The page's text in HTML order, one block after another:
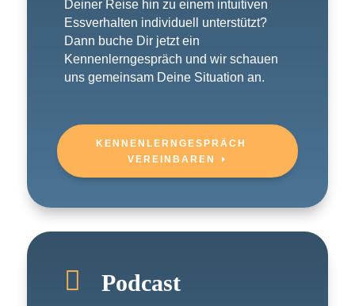
Deiner Reise hin zu einem intuitiven
Essverhalten individuell unterstützt?
Dann buche Dir jetzt ein
Kennenlerngespräch und wir schauen
uns gemeinsam Deine Situation an.
KENNENLERNGESPRÄCH
VEREINBAREN
 Podcast